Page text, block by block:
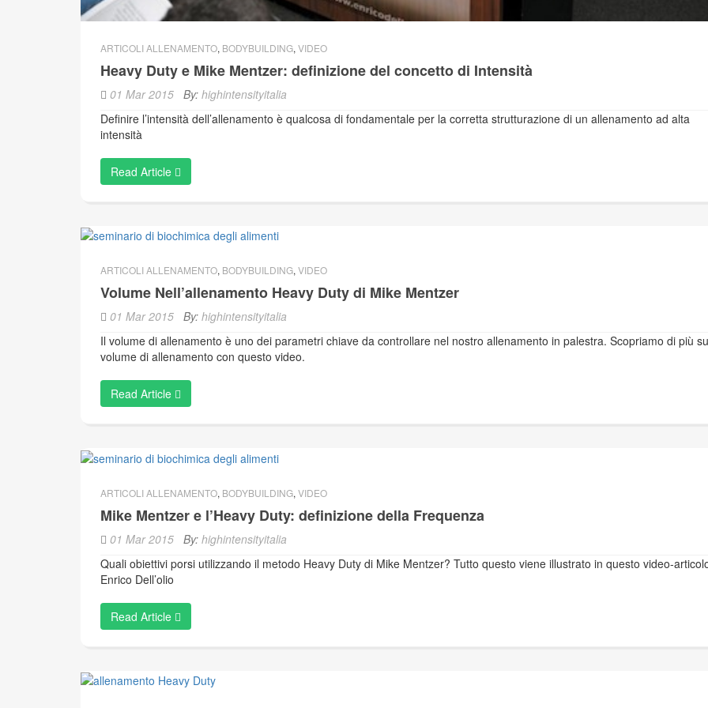
ARTICOLI ALLENAMENTO, BODYBUILDING, VIDEO
Heavy Duty e Mike Mentzer: definizione del concetto di Intensità
01 Mar 2015 By: highintensityitalia
Definire l’intensità dell’allenamento è qualcosa di fondamentale per la corretta strutturazione di un allenamento ad alta
intensità
Read Article
ARTICOLI ALLENAMENTO, BODYBUILDING, VIDEO
Volume Nell’allenamento Heavy Duty di Mike Mentzer
01 Mar 2015 By: highintensityitalia
Il volume di allenamento è uno dei parametri chiave da controllare nel nostro allenamento in palestra. Scopriamo di più
volume di allenamento con questo video.
Read Article
ARTICOLI ALLENAMENTO, BODYBUILDING, VIDEO
Mike Mentzer e l’Heavy Duty: definizione della Frequenza
01 Mar 2015 By: highintensityitalia
Quali obiettivi porsi utilizzando il metodo Heavy Duty di Mike Mentzer? Tutto questo viene illustrato in questo video-
Enrico Dell’olio
Read Article